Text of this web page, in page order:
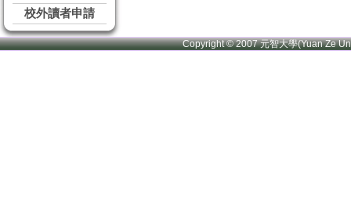
校外讀者申請
Copyright © 2007 元智大學(Yuan Ze